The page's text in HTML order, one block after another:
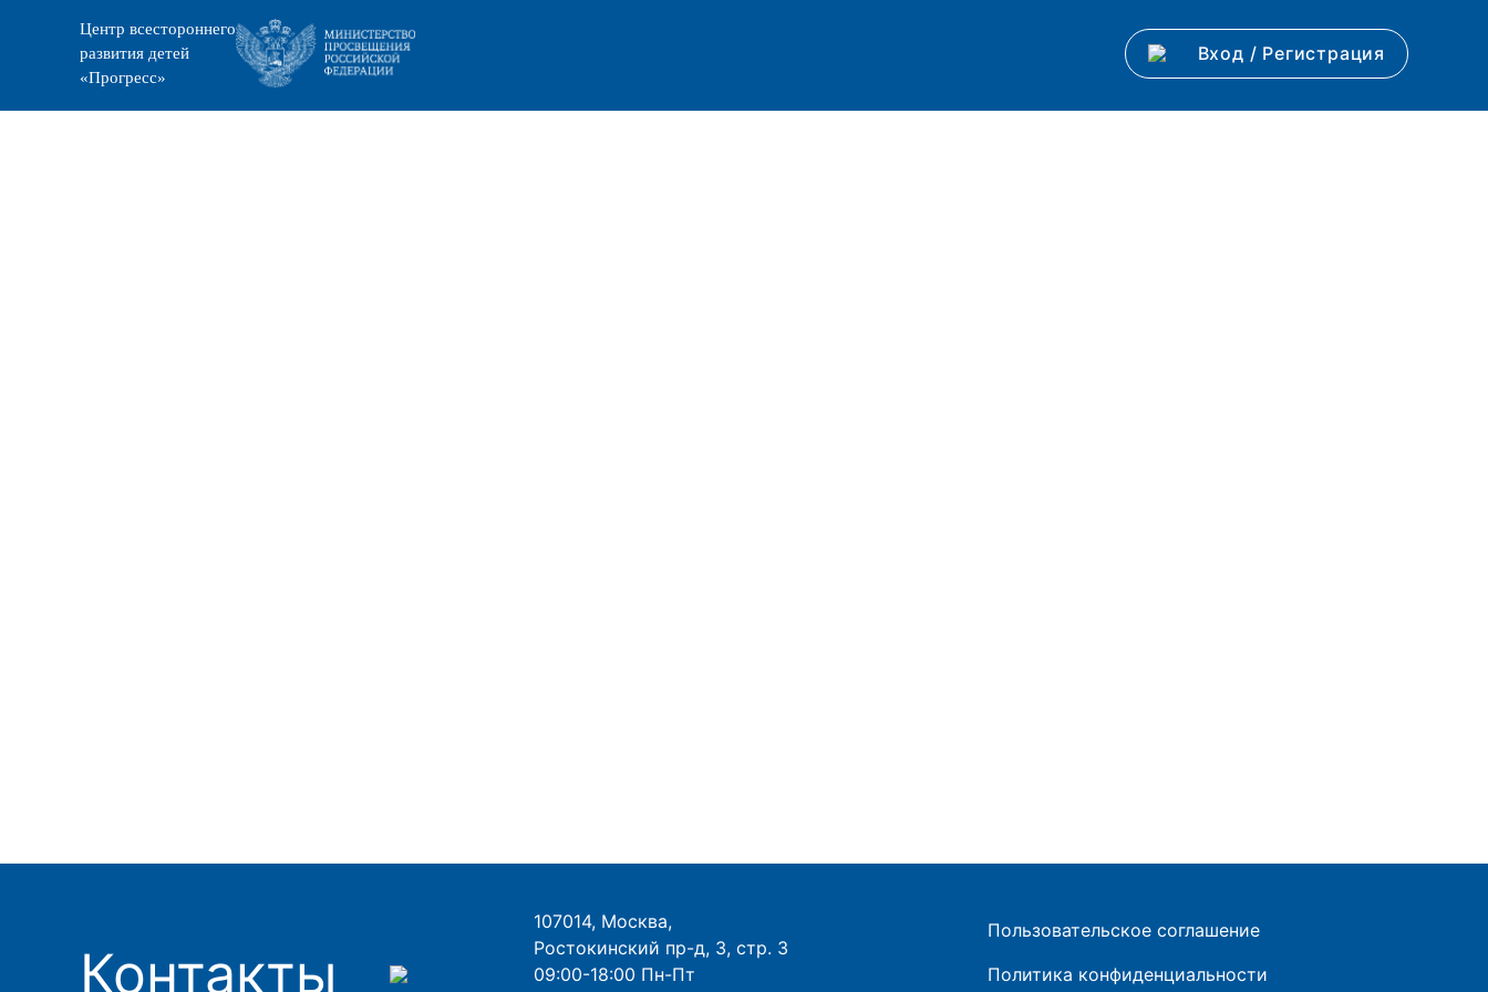
Центр всестороннего
развития детей
«Прогресс»
Вход / Регистрация
Контакты
107014, Москва,
Ростокинский пр-д, 3, стр. 3
09:00-18:00 Пн-Пт
Пользовательское соглашение
Политика конфиденциальности